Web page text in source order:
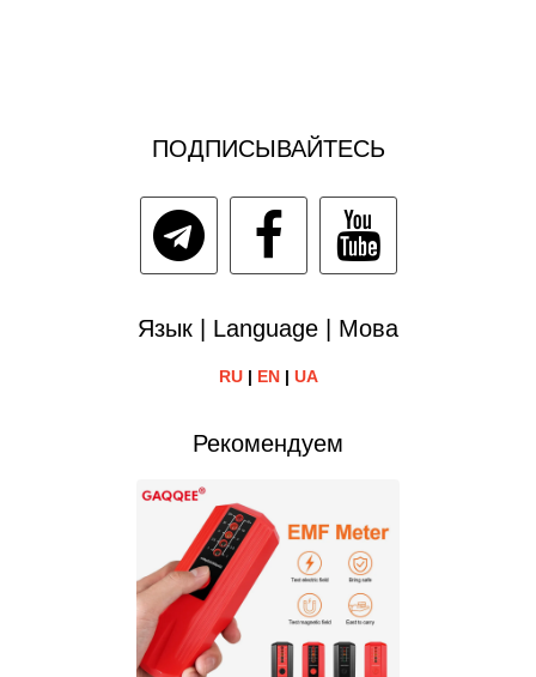
ПОДПИСЫВАЙТЕСЬ
Язык | Language | Мова
RU| EN| UA
Рекомендуем